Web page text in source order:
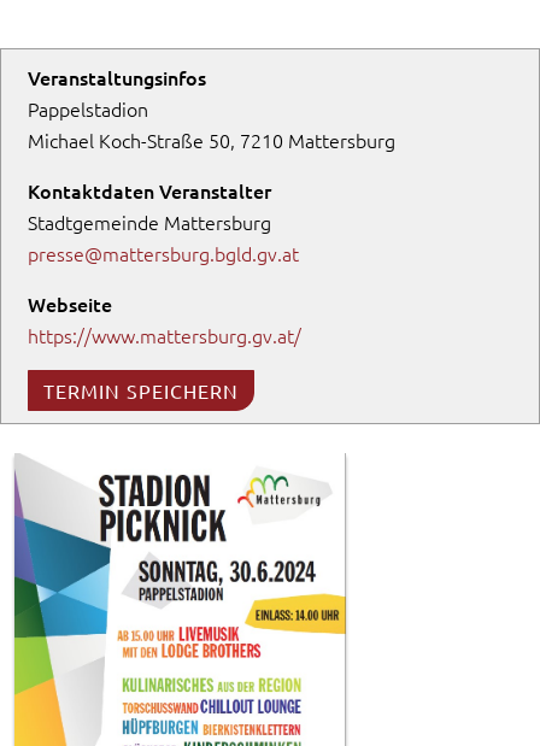
Veranstaltungsinfos
Pappelstadion
Michael Koch-Straße 50, 7210 Mattersburg
Kontaktdaten Veranstalter
Stadtgemeinde Mattersburg
presse@mattersburg.bgld.gv.at
Webseite
https://www.mattersburg.gv.at/
TERMIN SPEICHERN